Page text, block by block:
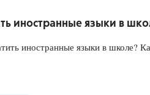
иностранные языки в
иностранные языки в школе?